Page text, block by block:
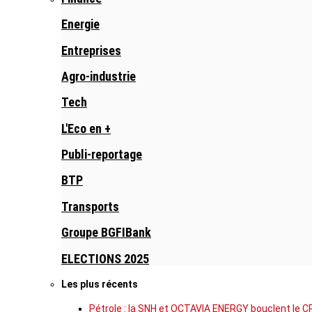
Energie
Entreprises
Agro-industrie
Tech
L'Eco en +
Publi-reportage
BTP
Transports
Groupe BGFIBank
ELECTIONS 2025
Les plus récents
Pétrole : la SNH et OCTAVIA ENERGY bouclent le